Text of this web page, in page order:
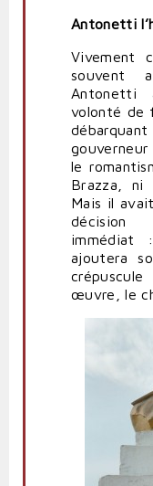
Antonetti
Vivement
souvent
volonté de
gouverneur
le
Brazza, ni
Mais il
décision
immédiat
ajoutera
œuvre, le